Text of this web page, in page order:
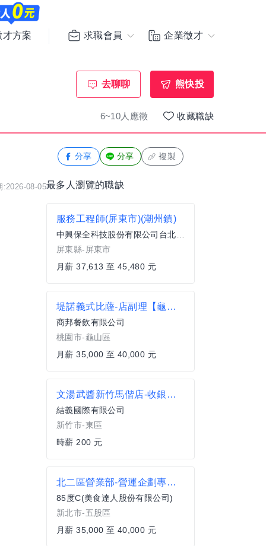
才方案 求職會員 企業徵才
去聊聊 熊快投
6~10人應徵 收藏職缺
:2026-08-05
分享 分享 複製
最多人瀏覽的職缺
服務工程師(屏東市)(潮州鎮)
中興保全科技股份有限公司台北分公司
屏東縣-屏東市
月薪 37,613 至 45,480 元
堤諾義式比薩-店副理【龜山長庚門市】
商邦餐飲有限公司
桃園市-龜山區
月薪 35,000 至 40,000 元
文湯武醬新竹馬偕店-收銀兼職人員
結義國際有限公司
新竹市-東區
時薪 200 元
北二區營業部-營運企劃專員-美食達人台北分公司
85度C(美食達人股份有限公司)
新北市-五股區
月薪 35,000 至 40,000 元